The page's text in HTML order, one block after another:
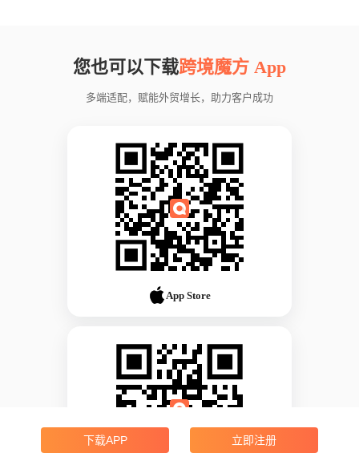
您也可以下载跨境魔方 App
多端适配，赋能外贸增长，助力客户成功
App Store
下载APP 立即注册